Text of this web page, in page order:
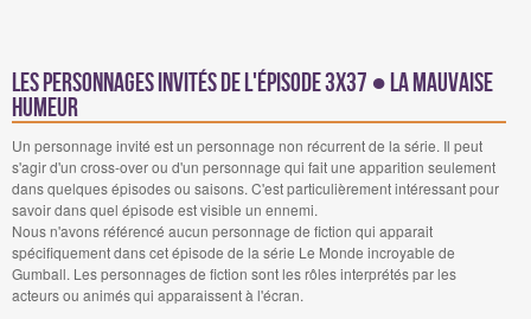
Les personnages invités de l'épisode 3x37 ● La mauvaise
humeur
Un personnage invité est un personnage non récurrent de la série. Il peut
s'agir d'un cross-over ou d'un personnage qui fait une apparition seulement
dans quelques épisodes ou saisons. C'est particulièrement intéressant pour
savoir dans quel épisode est visible un ennemi.
Nous n'avons référencé aucun personnage de fiction qui apparait
spécifiquement dans cet épisode de la série Le Monde incroyable de
Gumball. Les personnages de fiction sont les rôles interprétés par les
acteurs ou animés qui apparaissent à l'écran.